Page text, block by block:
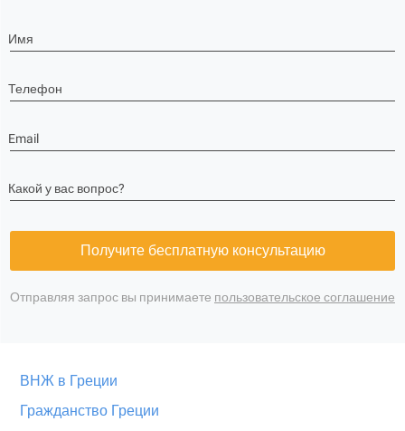
Имя
Телефон
Email
Какой у вас вопрос?
Получите бесплатную консультацию
Отправляя запрос вы принимаете пользовательское соглашение
ВНЖ в Греции
Гражданство Греции